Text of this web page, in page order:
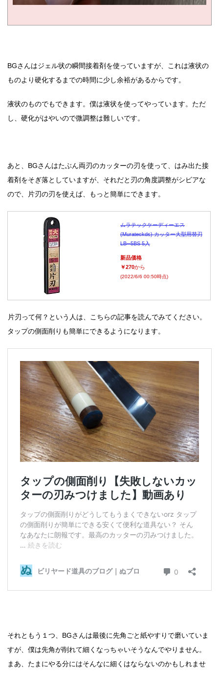
BGさんはジェル状の瞬間接着剤を使っていますが、これは液状の
ものより硬化するまでの時間に少し余裕があるからです。
液状のものでもできます。僕は液状を使ってやっています。ただ
し、硬化がはやいので微調整は難しいです。
あと、BGさんはたぶん両刃のカッターの刃を使って、はみ出た接
着剤をそぎ落としていますが、それだと刃の角度調整がシビアな
ので、片刃の刃を使えば、もっと簡単にできます。
ムラテックケーディーエス
(Murateckds) カッター大型用替刃
LB─5BS 5入
新品価格
￥270から
(2022/6/6 00:50時点)
片刃って何？という人は、こちらの記事を読んでみてください。
タップの側面削りも簡単にできるようになります。
それともう１つ、BGさんは最後に先角ごと紙やすりで磨いていま
すが、僕は先角が削れて細くなっちゃいそうなんでやりません。
まあ、たまにやる分にはそんなに細くはならないのかもしれませ